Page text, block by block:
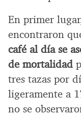
En primer
encontraron
café al día se
de mortalidad
tres tazas por
ligeramente a
no se